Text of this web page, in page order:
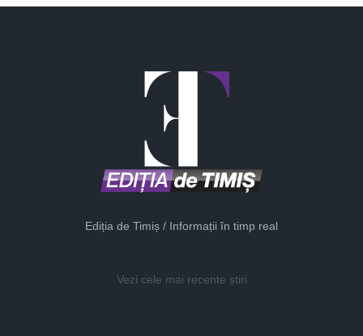
Ediția de Timiș / Informații în timp real
Vezi cele mai recente știri